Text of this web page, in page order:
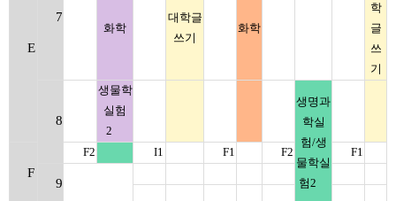
E
7
화학
대학글
쓰기
화학
학
글
쓰
기
8
생물학
실험
2
생명과
학실
험/생
물학실
험2
F
F2 I1 F1 F2 F1
9